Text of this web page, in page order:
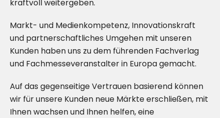
kraftvoll weitergeben.
Markt- und Medienkompetenz, Innovationskraft
und partnerschaftliches Umgehen mit unseren
Kunden haben uns zu dem führenden Fachverlag
und Fachmesseveranstalter in Europa gemacht.
Auf das gegenseitige Vertrauen basierend können
wir für unsere Kunden neue Märkte erschließen, mit
Ihnen wachsen und Ihnen helfen, eine